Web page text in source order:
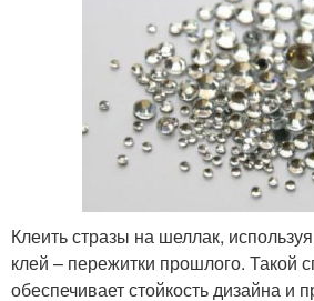
Клеить стразы на шеллак,
клей – пережитки прошлого. Такой
обеспечивает стойкость дизайна и